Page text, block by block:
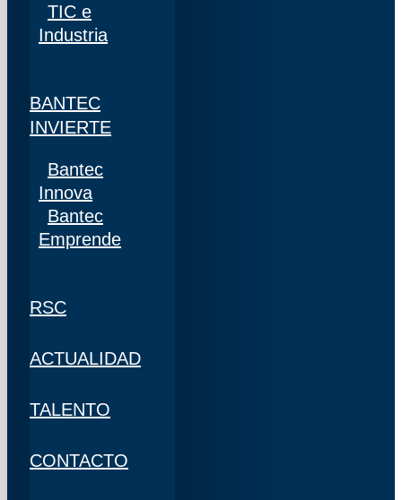
TIC e
Industria
BANTEC
INVIERTE
Bantec
Innova
Bantec
Emprende
RSC
ACTUALIDAD
TALENTO
CONTACTO